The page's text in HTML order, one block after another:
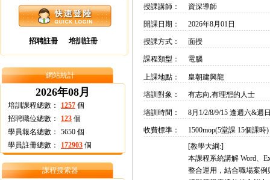
招聘註冊 培訓註冊
網站統計
2026年08月
培訓課程總數： 1257 個
招聘職位總數：
123 個
學員報名總數：
5650 個
學員註冊總數：
172903 個
課程搜索器
授課講師： 資深導師
開課日期： 2026年8月01日
授課方式： 面授
課程類型： 電腦
上課地點： 皇朝建興龍
培訓對象： 有志向,有理想的人士
培訓時間： 8月1/2/8/9/15 逢週六&週
收費標準： 1500mop(5堂課 15個課時)
[教學大綱:]
本課程系統講解 Word、
整合運用，結合職場案